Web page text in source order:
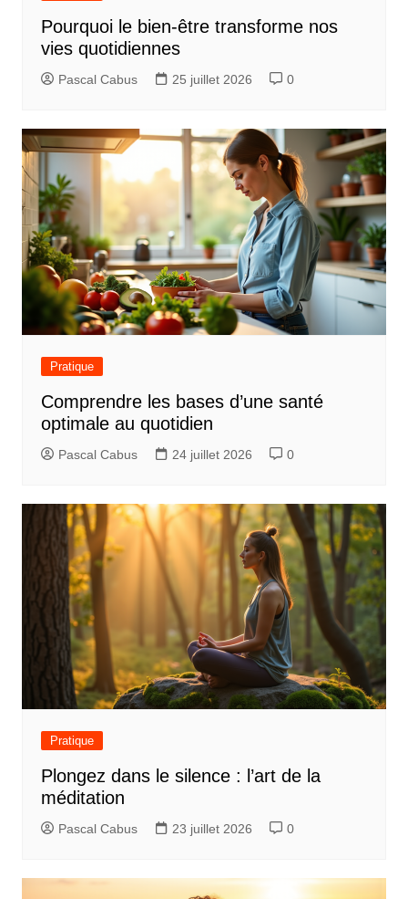
Pourquoi le bien-être transforme nos
vies quotidiennes
Pascal Cabus 25 juillet 2026 0
Pratique
Comprendre les bases d’une santé
optimale au quotidien
Pascal Cabus 24 juillet 2026 0
Pratique
Plongez dans le silence : l’art de la
méditation
Pascal Cabus 23 juillet 2026 0